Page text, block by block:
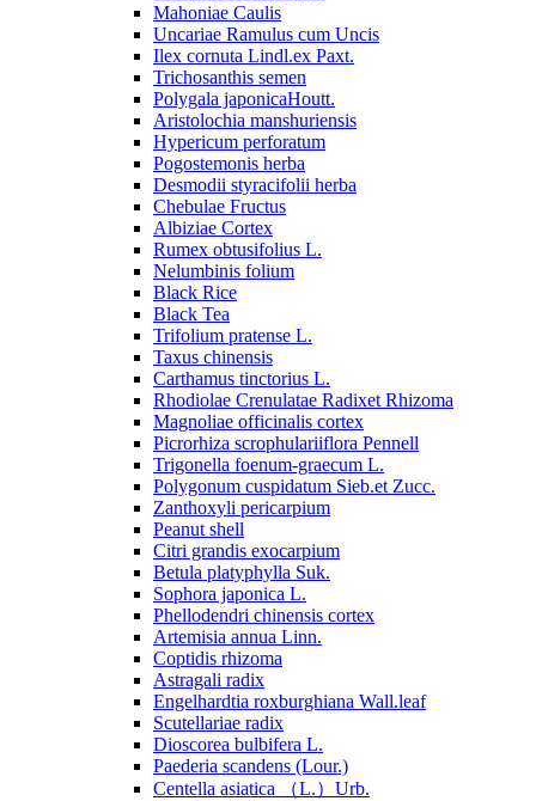
Mahoniae Caulis
Uncariae Ramulus cum Uncis
Ilex cornuta Lindl.ex Paxt.
Trichosanthis semen
Polygala japonicaHoutt.
Aristolochia manshuriensis
Hypericum perforatum
Pogostemonis herba
Desmodii styracifolii herba
Chebulae Fructus
Albiziae Cortex
Rumex obtusifolius L.
Nelumbinis folium
Black Rice
Black Tea
Trifolium pratense L.
Taxus chinensis
Carthamus tinctorius L.
Rhodiolae Crenulatae Radixet Rhizoma
Magnoliae officinalis cortex
Picrorhiza scrophulariiflora Pennell
Trigonella foenum-graecum L.
Polygonum cuspidatum Sieb.et Zucc.
Zanthoxyli pericarpium
Peanut shell
Citri grandis exocarpium
Betula platyphylla Suk.
Sophora japonica L.
Phellodendri chinensis cortex
Artemisia annua Linn.
Coptidis rhizoma
Astragali radix
Engelhardtia roxburghiana Wall.leaf
Scutellariae radix
Dioscorea bulbifera L.
Paederia scandens (Lour.)
Centella asiatica （L.）Urb.